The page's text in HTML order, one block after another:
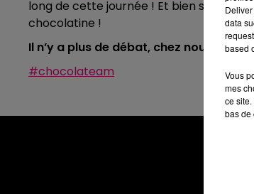
long de cette journée ! Et bien sur,
chocolatine !
Il n’y a plus de débat, chez nous à
#chocolateam
data
based
Vous
mes
ce
bas de